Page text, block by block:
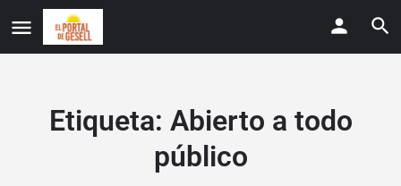
Etiqueta: Abierto a todo
público